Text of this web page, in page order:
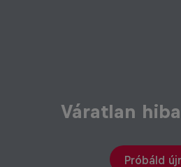
Váratlan
Próbáld